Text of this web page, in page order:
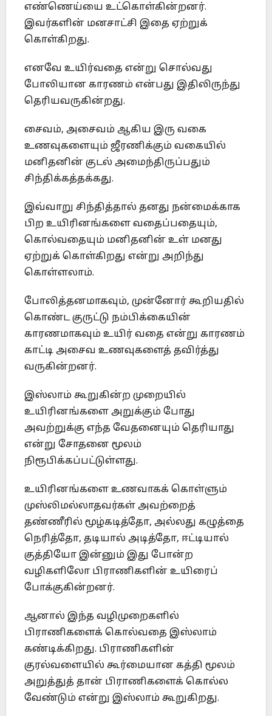
எண்ணெய்யை உட்கொள்கின்றனர்.
இவர்களின் மனசாட்சி இதை ஏற்றுக்
கொள்கிறது.
எனவே உயிர்வதை என்று சொல்வது
போலியான காரணம் என்பது இதிலிருந்து
தெரியவருகின்றது.
சைவம், அசைவம் ஆகிய இரு வகை
உணவுகளையும் ஜீரணிக்கும் வகையில்
மனிதனின் குடல் அமைந்திருப்பதும்
சிந்திக்கத்தக்கது.
இவ்வாறு சிந்தித்தால் தனது நன்மைக்காக
பிற உயிரினங்களை வதைப்பதையும்,
கொல்வதையும் மனிதனின் உள் மனது
ஏற்றுக் கொள்கிறது என்று அறிந்து
கொள்ளலாம்.
போலித்தனமாகவும், முன்னோர் கூறியதில்
கொண்ட குருட்டு நம்பிக்கையின்
காரணமாகவும் உயிர் வதை என்று காரணம்
காட்டி அசைவ உணவுகளைத் தவிர்த்து
வருகின்றனர்.
இஸ்லாம் கூறுகின்ற முறையில்
உயிரினங்களை அறுக்கும் போது
அவற்றுக்கு எந்த வேதனையும் தெரியாது
என்று சோதனை மூலம்
நிரூபிக்கப்பட்டுள்ளது.
உயிரினங்களை உணவாகக் கொள்ளும்
முஸ்லிமல்லாதவர்கள் அவற்றைத்
தண்ணீரில் மூழ்கடித்தோ, அல்லது கழுத்தை
நெரித்தோ, தடியால் அடித்தோ, ஈட்டியால்
குத்தியோ இன்னும் இது போன்ற
வழிகளிலோ பிராணிகளின் உயிரைப்
போக்குகின்றனர்.
ஆனால் இந்த வழிமுறைகளில்
பிராணிகளைக் கொல்வதை இஸ்லாம்
கண்டிக்கிறது. பிராணிகளின்
குரல்வளையில் கூர்மையான கத்தி மூலம்
அறுத்துத் தான் பிராணிகளைக் கொல்ல
வேண்டும் என்று இஸ்லாம் கூறுகிறது.